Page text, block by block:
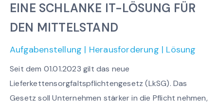
EINE SCHLANKE IT-LÖSUNG FÜR
DEN MITTELSTAND
Aufgabenstellung | Herausforderung | Lösung
Seit dem 01.01.2023 gilt das neue
Lieferkettensorgfaltspflichtengesetz (LkSG). Das
Gesetz soll Unternehmen stärker in die Pflicht nehmen,